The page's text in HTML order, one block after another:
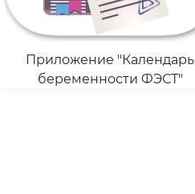
Приложение "Календарь
беременности ФЭСТ"